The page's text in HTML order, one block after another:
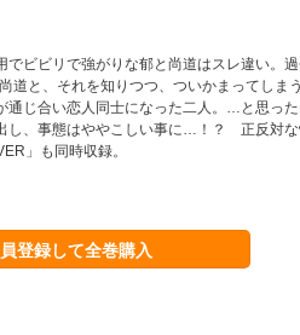
ビビリで強がりな郁と尚道はスレ違い。過
道と、それを知りつつ、ついかまってしま
じ合い恋人同士になった二人。…と思った
し、事態はややこしい事に…！？ 正反対
」も同時収録。
登録して全巻購入